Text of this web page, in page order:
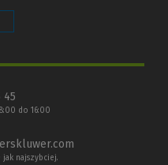
45
do 16:00
najszybciej.